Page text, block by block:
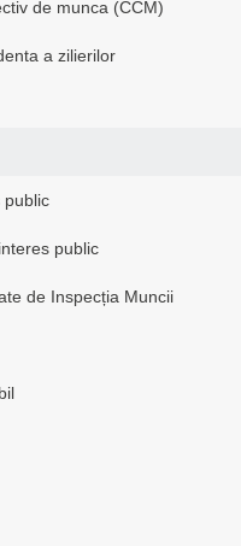
de munca (CCM)
a zilierilor
public
public
de Inspecția Muncii